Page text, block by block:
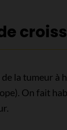
la tumeur à
On fait